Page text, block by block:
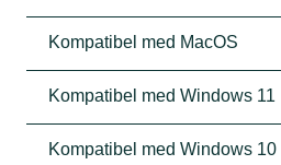
Kompatibel med MacOS
Kompatibel med Windows 11
Kompatibel med Windows 10